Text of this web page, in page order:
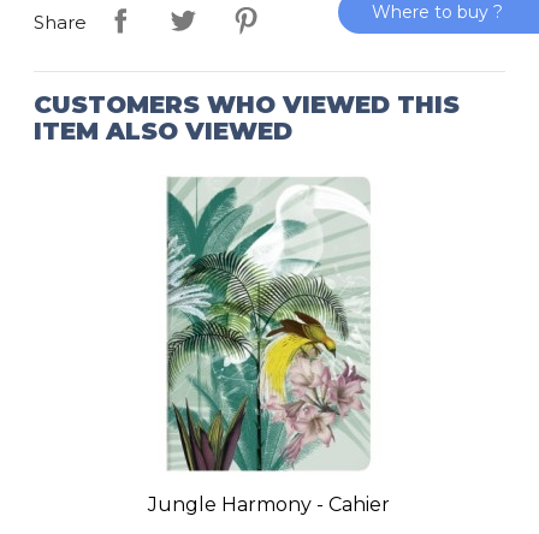
Share
CUSTOMERS WHO VIEWED THIS
ITEM ALSO VIEWED
Jungle Harmony - Cahier
Where to buy ?